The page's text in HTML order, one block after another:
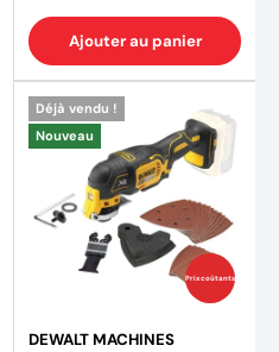
Ajouter au panier
Prix coûtants
Déjà vendu !
Nouveau
DEWALT MACHINES